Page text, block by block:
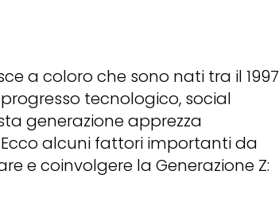
a coloro che sono nati tra il 1997
tecnologico, social
generazione apprezza
alcuni fattori importanti da
e coinvolgere la Generazione Z: